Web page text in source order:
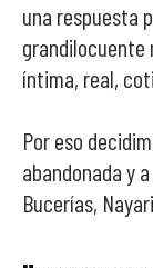
una respuesta
grandilocuente
íntima, real,
Por eso
abandonada y
Bucerías,